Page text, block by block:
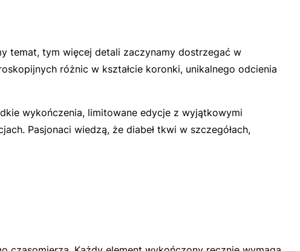
temat, tym więcej detali zaczynamy dostrzegać w
różnic w kształcie koronki, unikalnego odcienia
wykończenia, limitowane edycje z wyjątkowymi
Pasjonaci wiedzą, że diabeł tkwi w szczegółach,